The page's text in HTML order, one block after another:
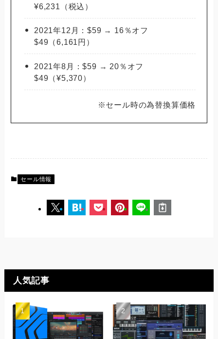
¥6,231（税込）
2021年12月：$59 → 16％オフ
$49（6,161円）
2021年8月：$59 → 20％オフ
$49（¥5,370）
※セール時の為替換算価格
セール情報
人気記事